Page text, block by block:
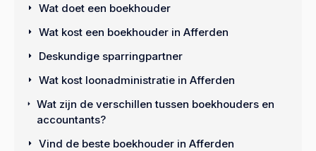
Wat doet een boekhouder
Wat kost een boekhouder in Afferden
Deskundige sparringpartner
Wat kost loonadministratie in Afferden
Wat zijn de verschillen tussen boekhouders en
accountants?
Vind de beste boekhouder in Afferden